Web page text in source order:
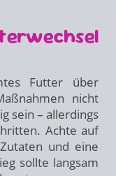
Futter über
nicht
sein – allerdings
Achte auf
und eine
sollte langsam